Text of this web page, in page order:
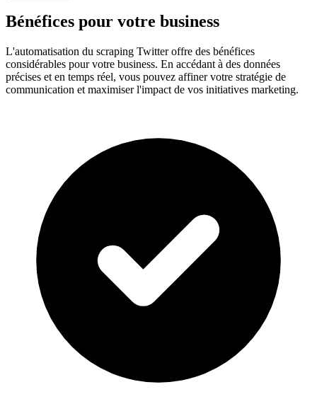
Bénéfices pour votre business
L'automatisation du scraping Twitter offre des bénéfices
considérables pour votre business. En accédant à des données
précises et en temps réel, vous pouvez affiner votre stratégie de
communication et maximiser l'impact de vos initiatives marketing.